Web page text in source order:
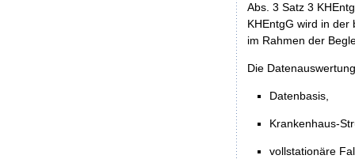
Abs. 3 Satz 3
KHEntgG wird in
im Rahmen der
Die
Datenbasis,
Krankenhaus-
vollstationäre